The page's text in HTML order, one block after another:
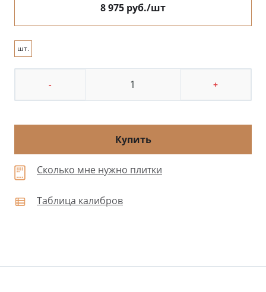
8 975 руб./шт
шт.
- +
Купить
Сколько мне нужно плитки
Таблица калибров